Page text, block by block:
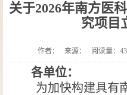
关于2026年南方医
究项目
作者： 来源： 阅读量：
各单位：
为加快构建具有